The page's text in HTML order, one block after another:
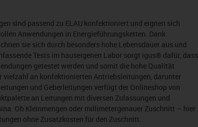
sind passend zu ELAU konfektioniert und eignen sich
Anwendungen in Energieführungsketten. Dank
sie sich durch besonders hohe Lebensdauer aus und
Tests im hauseigenen Labor sorgt igus® dafür, dass
getestet werden und somit die hohe Qualität
vielzahl an konfektionierten Antriebsleitungen, darunter
und Geberleitungen verfügt der Onlineshop von
an Leitungen mit diversen Zulassungen und
Ob Kleinmengen oder millimetergenauer Zuschnitt – hier
ohne Zusatzkosten für den Zuschnitt.